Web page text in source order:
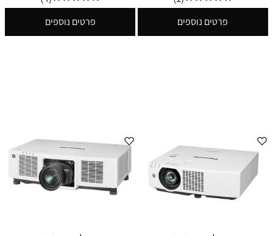
פרטים נוספים פרטים נוספים